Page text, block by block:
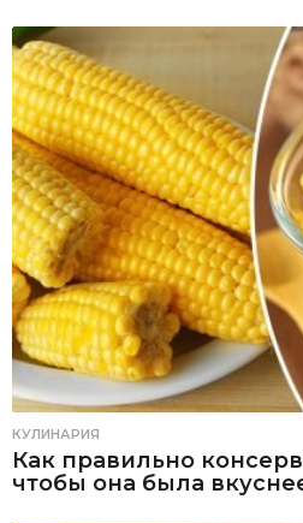
КУЛИНАРИЯ
Как правильно
чтобы она была